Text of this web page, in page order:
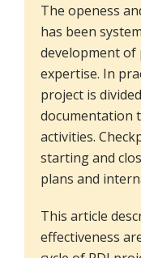
The openess
has been
development of
expertise. In
project is
documentation
activities.
starting and
plans and
This article
effectiveness